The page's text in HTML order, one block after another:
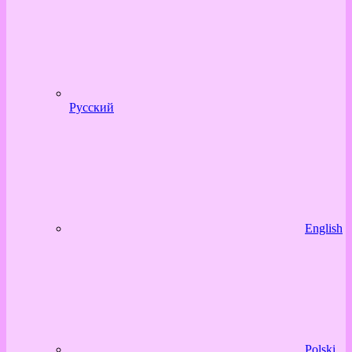
Русский
English
Polski